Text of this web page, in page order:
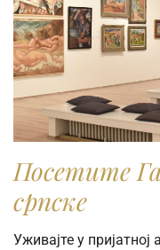
Посетите
српске
Уживајте у